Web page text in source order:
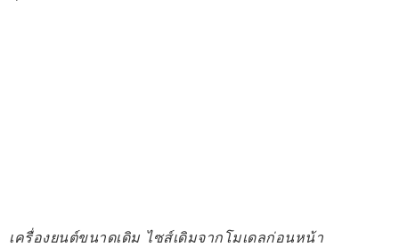
เครื่องยนต์ขนาดเดิม ไซส์เดิมจากโมเดลก่อนหน้า